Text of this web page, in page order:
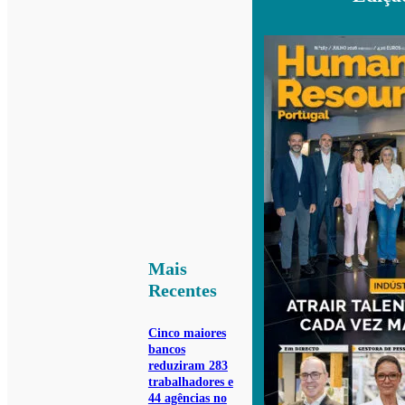
Mais
Recentes
Cinco maiores
bancos
reduziram 283
trabalhadores e
44 agências no